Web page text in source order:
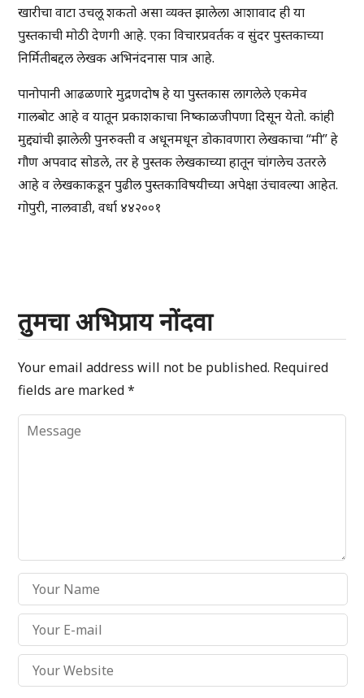
खारीचा वाटा उचलू शकतो असा व्यक्त झालेला आशावाद ही या
पुस्तकाची मोठी देणगी आहे. एका विचारप्रवर्तक व सुंदर पुस्तकाच्या
निर्मितीबद्दल लेखक अभिनंदनास पात्र आहे.
पानोपानी आढळणारे मुद्रणदोष हे या पुस्तकास लागलेले एकमेव
गालबोट आहे व यातून प्रकाशकाचा निष्काळजीपणा दिसून येतो. कांही
मुद्द्यांची झालेली पुनरुक्ती व अधूनमधून डोकावणारा लेखकाचा “मी” हे
गौण अपवाद सोडले, तर हे पुस्तक लेखकाच्या हातून चांगलेच उतरले
आहे व लेखकाकडून पुढील पुस्तकाविषयीच्या अपेक्षा उंचावल्या आहेत.
गोपुरी, नालवाडी, वर्धा ४४२००१
तुमचा अभिप्राय नोंदवा
Your email address will not be published. Required
fields are marked*